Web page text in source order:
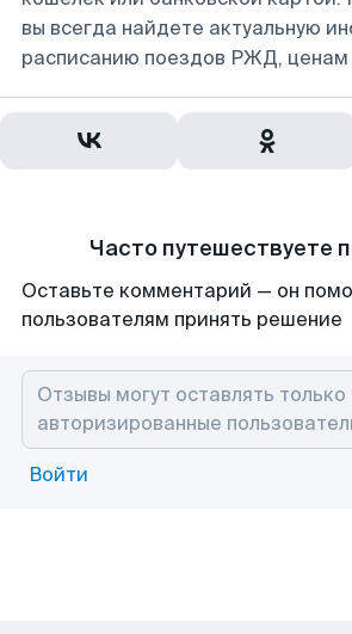
вы всегда найдете актуальную
расписанию поездов РЖД, ценам
Часто путешествуете
Оставьте комментарий — он
пользователям принять решение
Войти